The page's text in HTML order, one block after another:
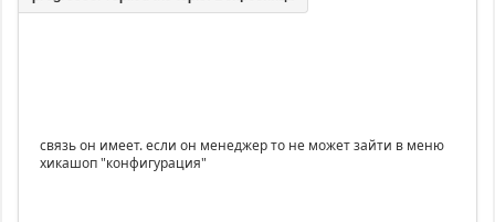
связь он имеет. если он менеджер то не может зайти в меню
хикашоп "конфигурация"